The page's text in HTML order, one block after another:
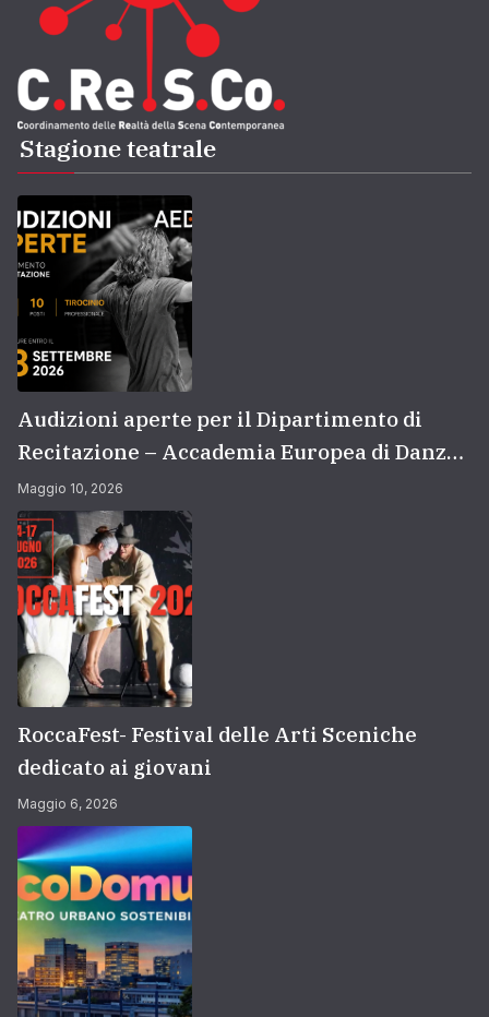
Stagione teatrale
Audizioni aperte per il Dipartimento di
Recitazione – Accademia Europea di Danza
(2026/2027) | Scuola di recitazione a Roma
Maggio 10, 2026
RoccaFest- Festival delle Arti Sceniche
dedicato ai giovani
Maggio 6, 2026